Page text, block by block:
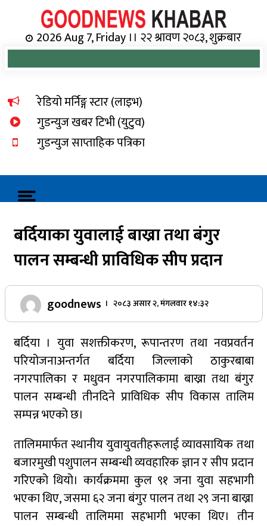
Online News Portal
2026 Aug 7, Friday ।। २२ श्रावण २०८३, शुक्रबार
रेडियो मर्निङ्ग स्टार (लाइभ)
गुडन्युज खबर टिभी (युटुव)
गुडन्युज साप्ताहिक पत्रिका
बर्दियाका युवालाई बाख्रा तथा बंगुर
पालन सम्बन्धी प्राविधिक सीप प्रदान
goodnews । २०८३ असार २, मंगलवार १४:३२
बर्दिया । युवा सशक्तीकरण, रूपान्तरण तथा नवप्रवर्तन
परियोजनाअन्तर्गत बर्दिया जिल्लाको ठाकुरबाबा
नगरपालिका र मधुवन नगरपालिकामा बाख्रा तथा बंगुर
पालन सम्बन्धी तीनदिने प्राविधिक सीप विकास तालिम
सम्पन्न भएको छ।
तालिममार्फत स्थानीय युवायुवतीहरूलाई व्यावसायिक तथा
बजारमुखी पशुपालन सम्बन्धी व्यवहारिक ज्ञान र सीप प्रदान
गरिएको थियो। कार्यक्रममा कुल ९१ जना युवा सहभागी
भएका थिए, जसमा ६२ जना बंगुर पालन तथा २९ जना बाख्रा
पालन सम्बन्धी तालिममा सहभागी भएका थिए। तीन